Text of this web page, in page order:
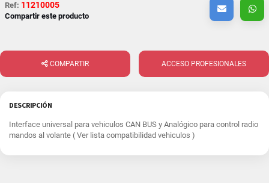
Ref: 11210005
Compartir este producto
COMPARTIR ACCESO PROFESIONALES
DESCRIPCIÓN
Interface universal para vehiculos CAN BUS y Analógico para control radio
mandos al volante ( Ver lista compatibilidad vehiculos )